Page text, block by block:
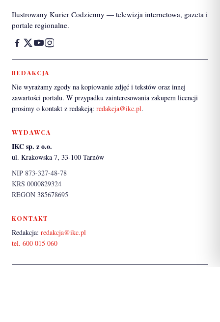
Ilustrowany Kurier Codzienny — telewizja internetowa, gazeta i
portale regionalne.
REDAKCJA
Nie wyrażamy zgody na kopiowanie zdjęć i tekstów oraz innej
zawartości portalu. W przypadku zainteresowania zakupem licencji
prosimy o kontakt z redakcją: redakcja@ikc.pl.
WYDAWCA
IKC sp. z o.o.
ul. Krakowska 7, 33-100 Tarnów
NIP 873-327-48-78
KRS 0000829324
REGON 385678695
KONTAKT
Redakcja: redakcja@ikc.pl
tel. 600 015 060